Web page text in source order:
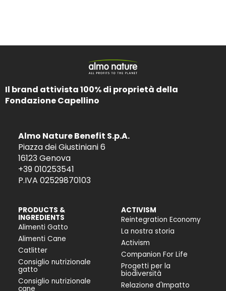
Il brand attivista 100% di proprietà della
Fondazione Capellino
Almo Nature Benefit S.p.A.
Piazza dei Giustiniani 6
16123 Genova
+39 010253541
P.IVA 02529870103
PRODUCTS &
INGREDIENTS
Alimenti Gatto
Alimenti Cane
Catlitter
Consiglio nutrizionale
gatto
Consiglio nutrizionale
cane
ACTIVISM
Reintegration Economy
La nostra storia
Activism
Companion For Life
Progetti per la
biodiversità
Relazione d'Impatto